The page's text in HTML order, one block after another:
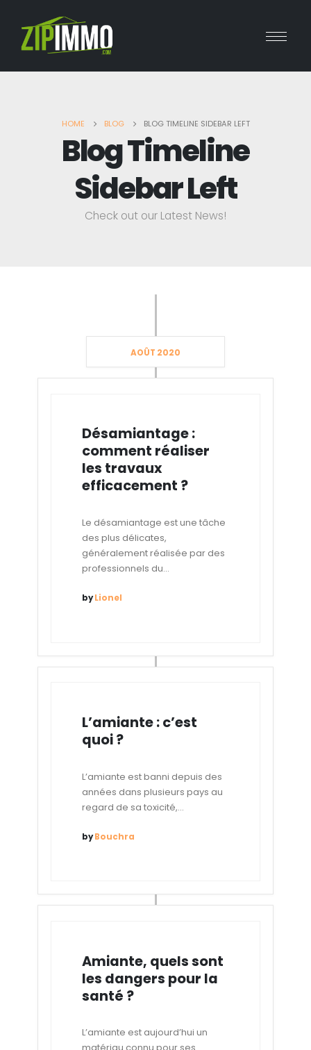
HOME BLOG BLOG TIMELINE SIDEBAR LEFT
Blog Timeline
Sidebar Left
Check out our Latest News!
AOÛT 2020
Désamiantage :
comment réaliser
les travaux
efficacement ?
Le désamiantage est une tâche
des plus délicates,
généralement réalisée par des
professionnels du...
byLionel
L’amiante : c’est
quoi ?
L’amiante est banni depuis des
années dans plusieurs pays au
regard de sa toxicité,...
byBouchra
Amiante, quels sont
les dangers pour la
santé ?
L’amiante est aujourd’hui un